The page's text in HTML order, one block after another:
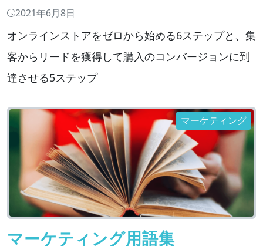
2021年6月8日
オンラインストアをゼロから始める6ステップと、集
客からリードを獲得して購入のコンバージョンに到
達させる5ステップ
マーケティング用語集
マーケティング